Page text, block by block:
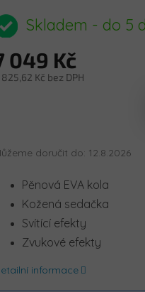
produktu
je
z
5
Skladem - do 5
049 Kč
825,62 Kč bez DPH
doručit do: 12.8.2026
Pěnová EVA kola
Kožená sedačka
Svítící efekty
Zvukové efekty
informace